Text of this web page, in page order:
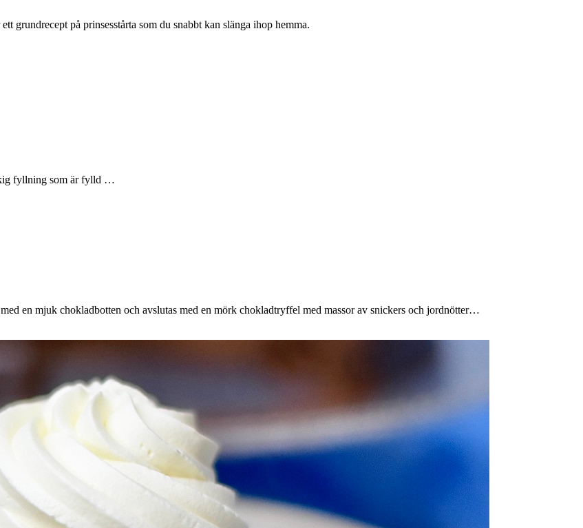
grundrecept på prinsesstårta som du snabbt kan slänga ihop hemma.
fyllning som är fylld …
en mjuk chokladbotten och avslutas med en mörk chokladtryffel med massor av snickers och jordnötter…